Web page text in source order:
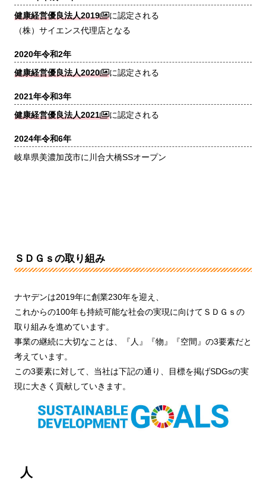
健康経営優良法人2019
に認定される
（株）サイエンス代理店となる
2020年令和2年
健康経営優良法人2020
に認定される
2021年令和3年
健康経営優良法人2021
に認定される
2024年令和6年
岐阜県美濃加茂市に川合大橋SSオープン
ＳＤＧｓの取り組み
ナヤデンは2019年に創業230年を迎え、
これからの100年も持続可能な社会の実現に向けてＳＤＧｓの
取り組みを進めています。
事業の継続に大切なことは、『人』『物』『空間』の3要素だと
考えています。
この3要素に対して、当社は下記の通り、目標を掲げSDGsの実
現に大きく貢献していきます。
人